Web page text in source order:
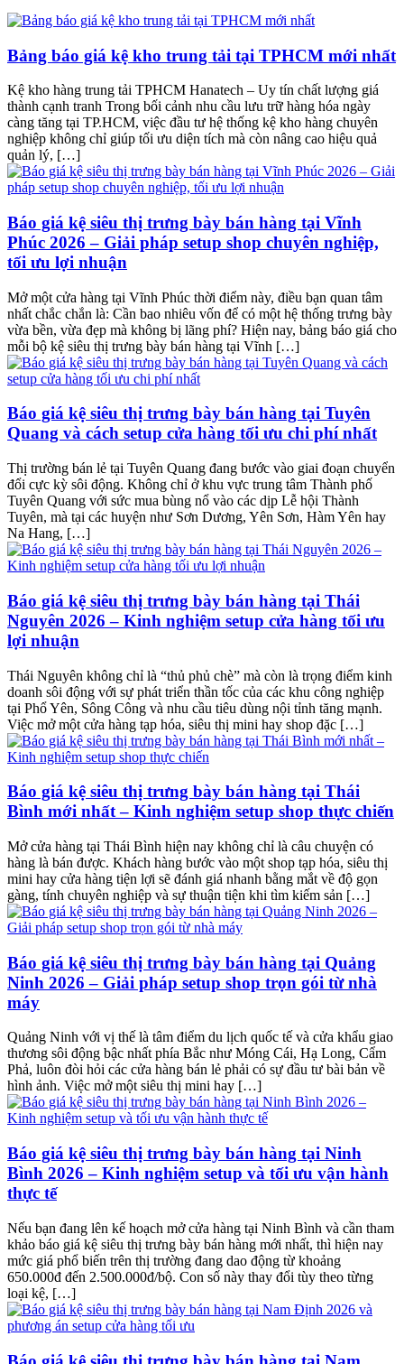
Bảng báo giá kệ kho trung tải tại TPHCM mới nhất
Kệ kho hàng trung tải TPHCM Hanatech – Uy tín chất lượng giá
thành cạnh tranh Trong bối cảnh nhu cầu lưu trữ hàng hóa ngày
càng tăng tại TP.HCM, việc đầu tư hệ thống kệ kho hàng chuyên
nghiệp không chỉ giúp tối ưu diện tích mà còn nâng cao hiệu quả
quản lý, […]
Báo giá kệ siêu thị trưng bày bán hàng tại Vĩnh
Phúc 2026 – Giải pháp setup shop chuyên nghiệp,
tối ưu lợi nhuận
Mở một cửa hàng tại Vĩnh Phúc thời điểm này, điều bạn quan tâm
nhất chắc chắn là: Cần bao nhiêu vốn để có một hệ thống trưng bày
vừa bền, vừa đẹp mà không bị lãng phí? Hiện nay, bảng báo giá cho
mỗi bộ kệ siêu thị trưng bày bán hàng tại Vĩnh […]
Báo giá kệ siêu thị trưng bày bán hàng tại Tuyên
Quang và cách setup cửa hàng tối ưu chi phí nhất
Thị trường bán lẻ tại Tuyên Quang đang bước vào giai đoạn chuyển
đổi cực kỳ sôi động. Không chỉ ở khu vực trung tâm Thành phố
Tuyên Quang với sức mua bùng nổ vào các dịp Lễ hội Thành
Tuyên, mà tại các huyện như Sơn Dương, Yên Sơn, Hàm Yên hay
Na Hang, […]
Báo giá kệ siêu thị trưng bày bán hàng tại Thái
Nguyên 2026 – Kinh nghiệm setup cửa hàng tối ưu
lợi nhuận
Thái Nguyên không chỉ là “thủ phủ chè” mà còn là trọng điểm kinh
doanh sôi động với sự phát triển thần tốc của các khu công nghiệp
tại Phổ Yên, Sông Công và nhu cầu tiêu dùng nội tỉnh tăng mạnh.
Việc mở một cửa hàng tạp hóa, siêu thị mini hay shop đặc […]
Báo giá kệ siêu thị trưng bày bán hàng tại Thái
Bình mới nhất – Kinh nghiệm setup shop thực chiến
Mở cửa hàng tại Thái Bình hiện nay không chỉ là câu chuyện có
hàng là bán được. Khách hàng bước vào một shop tạp hóa, siêu thị
mini hay cửa hàng tiện lợi sẽ đánh giá nhanh bằng mắt về độ gọn
gàng, tính chuyên nghiệp và sự thuận tiện khi tìm kiếm sản […]
Báo giá kệ siêu thị trưng bày bán hàng tại Quảng
Ninh 2026 – Giải pháp setup shop trọn gói từ nhà
máy
Quảng Ninh với vị thế là tâm điểm du lịch quốc tế và cửa khẩu giao
thương sôi động bậc nhất phía Bắc như Móng Cái, Hạ Long, Cẩm
Phả, luôn đòi hỏi các cửa hàng bán lẻ phải có sự đầu tư bài bản về
hình ảnh. Việc mở một siêu thị mini hay […]
Báo giá kệ siêu thị trưng bày bán hàng tại Ninh
Bình 2026 – Kinh nghiệm setup và tối ưu vận hành
thực tế
Nếu bạn đang lên kế hoạch mở cửa hàng tại Ninh Bình và cần tham
khảo báo giá kệ siêu thị trưng bày bán hàng mới nhất, thì hiện nay
mức giá phổ biến trên thị trường đang dao động từ khoảng
650.000đ đến 2.500.000đ/bộ. Con số này thay đổi tùy theo từng
loại kệ, […]